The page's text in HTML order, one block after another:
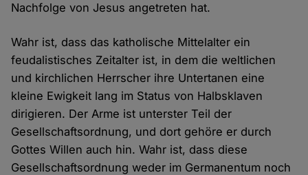
Nachfolge von Jesus angetreten hat.
Wahr ist, dass das katholische Mittelalter ein
feudalistisches Zeitalter ist, in dem die weltlichen
und kirchlichen Herrscher ihre Untertanen eine
kleine Ewigkeit lang im Status von Halbsklaven
dirigieren. Der Arme ist unterster Teil der
Gesellschaftsordnung, und dort gehöre er durch
Gottes Willen auch hin. Wahr ist, dass diese
Gesellschaftsordnung weder im Germanentum noch